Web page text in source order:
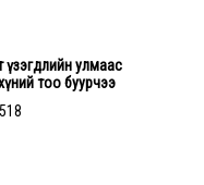
үзэгдлийн улмаас
тоо буурчээ
518